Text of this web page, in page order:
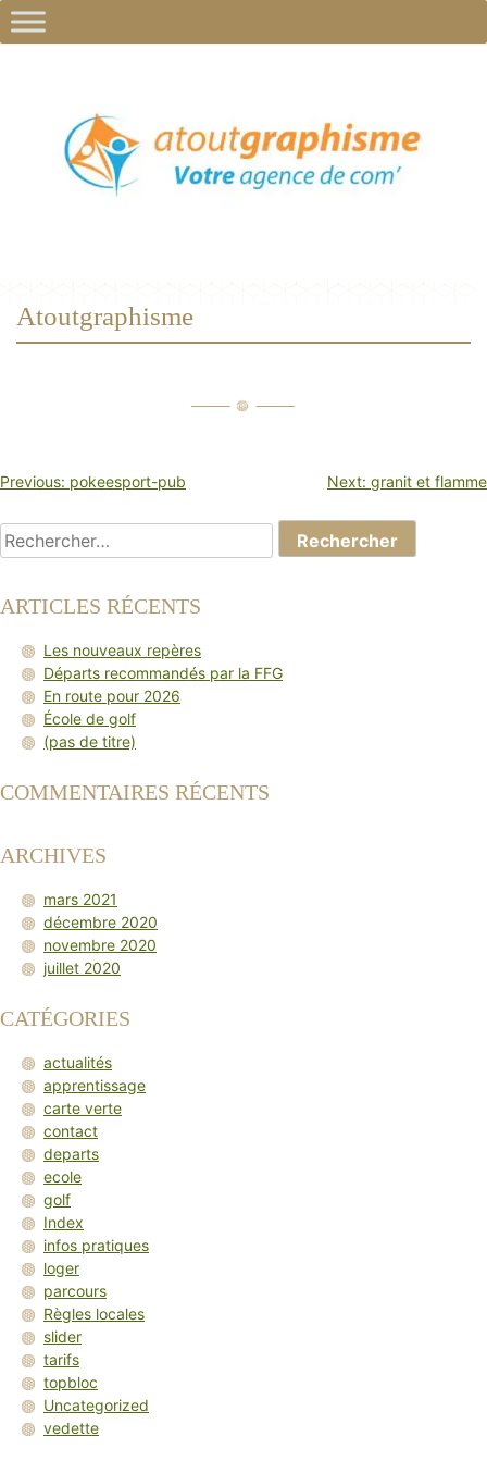
Atoutgraphisme
NAVIGATION
L’ARTICLE
Previous: pokeesport-pub Next: granit et flamme
Rechercher :
ARTICLES RÉCENTS
Les nouveaux repères
Départs recommandés par la FFG
En route pour 2026
École de golf
(pas de titre)
COMMENTAIRES RÉCENTS
ARCHIVES
mars 2021
décembre 2020
novembre 2020
juillet 2020
CATÉGORIES
actualités
apprentissage
carte verte
contact
departs
ecole
golf
Index
infos pratiques
loger
parcours
Règles locales
slider
tarifs
topbloc
Uncategorized
vedette